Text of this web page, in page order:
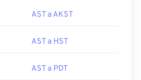
AST a AKST
AST a HST
AST a PDT